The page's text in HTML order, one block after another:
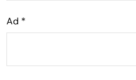
Ad *